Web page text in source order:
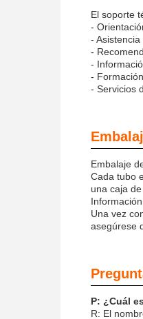
El soporte
-
-
-
-
-
- Servicios
Embalaje
Cada tubo
una caja
Una vez
asegúrese
P: ¿Cuál
R: El